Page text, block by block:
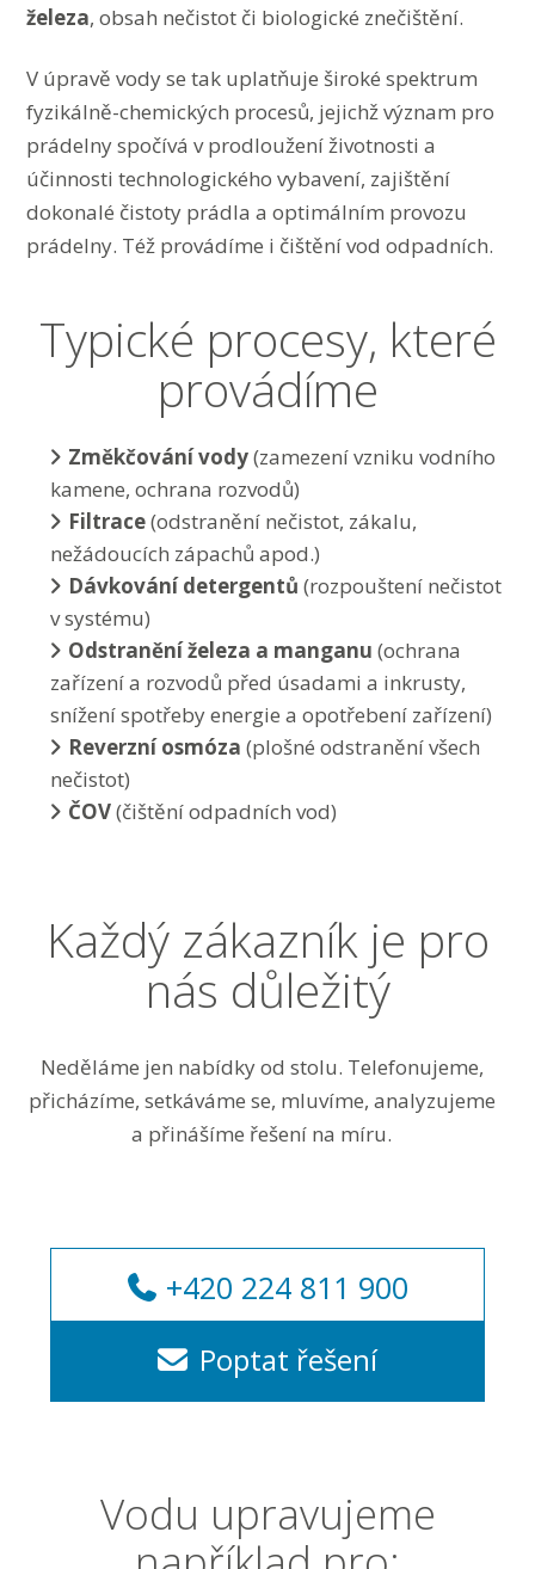
železa, obsah nečistot či biologické znečištění.
V úpravě vody se tak uplatňuje široké spektrum
fyzikálně-chemických procesů, jejichž význam pro
prádelny spočívá v prodloužení životnosti a
účinnosti technologického vybavení, zajištění
dokonalé čistoty prádla a optimálním provozu
prádelny. Též provádíme i čištění vod odpadních.
Typické procesy, které
provádíme
Změkčování vody(zamezení vzniku vodního
kamene, ochrana rozvodů)
Filtrace(odstranění nečistot, zákalu,
nežádoucích zápachů apod.)
Dávkování detergentů (rozpouštení nečistot
v systému)
Odstranění železa a manganu (ochrana
zařízení a rozvodů před úsadami a inkrusty,
snížení spotřeby energie a opotřebení zařízení)
Reverzní osmóza (plošné odstranění všech
nečistot)
ČOV(čištění odpadních vod)
Každý zákazník je pro
nás důležitý
Neděláme jen nabídky od stolu. Telefonujeme,
přicházíme, setkáváme se, mluvíme, analyzujeme
a přinášíme řešení na míru.
+420 224 811 900
Poptat řešení
Vodu upravujeme